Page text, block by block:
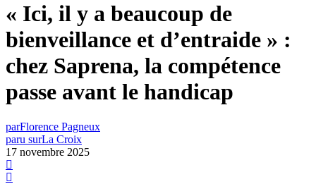
« Ici, il y a beaucoup de
bienveillance et d’entraide » :
chez Saprena, la compétence
passe avant le handicap
parFlorence Pagneux
paru surLa Croix
17 novembre 2025